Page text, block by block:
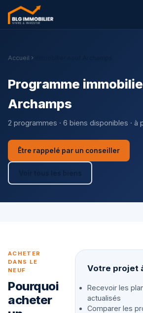
Accueil
Programme
Archamps
2 programmes · 6 biens disponibles · à
Être rappelé par un conseiller
Voir tous les biens
ACHETER
DANS LE
NEUF
Pourquoi
acheter
Votre projet
Recevoir les
actualisés
Comparer les